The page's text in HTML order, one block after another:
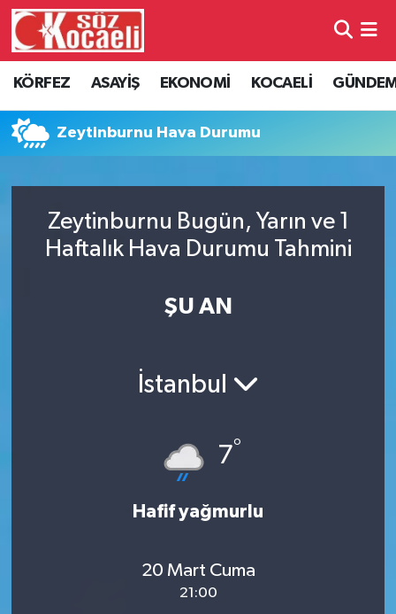
KÖRFEZ ASAYİŞ EKONOMİ KOCAELİ
Zeytinburnu Hava Durumu
Zeytinburnu Bugün, Yarın ve 1
Haftalık Hava Durumu Tahmini
ŞU AN
İstanbul
7°
Hafif yağmurlu
20 Mart Cuma
21:00
Kocaeli Hava Durumu
Kocaeli Namaz Vakitleri
Süper Lig Puan Durumu ve Fikstür